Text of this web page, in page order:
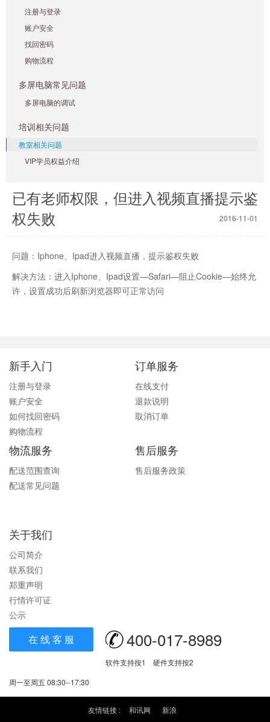
注册与登录
账户安全
找回密码
购物流程
多屏电脑常见问题
多屏电脑的调试
培训相关问题
教室相关问题
VIP学员权益介绍
已有老师权限，但进入视频直播提示鉴
权失败
2016-11-01
问题：Iphone、Ipad进入视频直播，提示鉴权失败
解决方法：进入Iphone、Ipad设置—Safari—阻止Cookie—始终允
许，设置成功后刷新浏览器即可正常访问
新手入门
注册与登录
账户安全
如何找回密码
购物流程
订单服务
在线支付
退款说明
取消订单
物流服务
配送范围查询
配送常见问题
售后服务
售后服务政策
关于我们
公司简介
联系我们
郑重声明
行情许可证
公示
在 线 客 服 400-017-8989
软件支持按1 硬件支持按2
周一至周五 08:30--17:30
友情链接 : 和讯网 新浪